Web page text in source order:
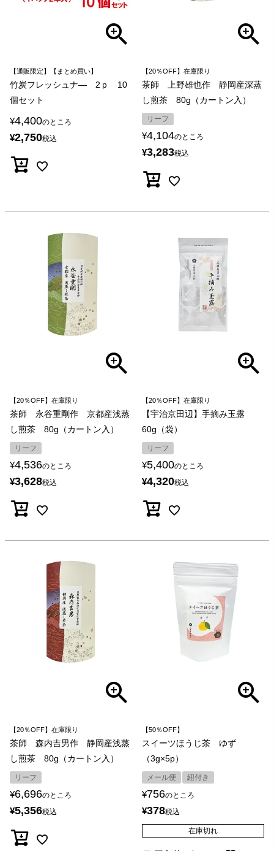
【通販限定】【まとめ買い】
竹炭フレッシュナ― 2ｐ 10
個セット
¥4,400のところ
¥2,750税込
【20％OFF】在庫限り
茶師 上野雄也作 静岡産深蒸
し煎茶 80g（カートン入）
リーフ
¥4,104のところ
¥3,283税込
【20％OFF】在庫限り
茶師 永谷重剛作 京都産浅蒸
し煎茶 80g（カートン入）
リーフ
¥4,536のところ
¥3,628税込
【20％OFF】在庫限り
【宇治京田辺】手摘み玉露
60g（袋）
リーフ
¥5,400のところ
¥4,320税込
【20％OFF】在庫限り
茶師 森内吉男作 静岡産浅蒸
し煎茶 80g（カートン入）
リーフ
¥6,696のところ
¥5,356税込
【50％OFF】
スイーツほうじ茶 ゆず
（3g×5p）
メール便 紐付き
¥756のところ
¥378税込
在庫切れ